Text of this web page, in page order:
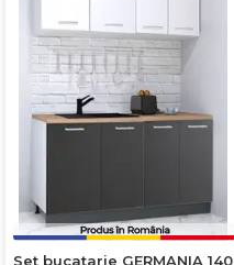
Set bucatarie GERMANIA 140